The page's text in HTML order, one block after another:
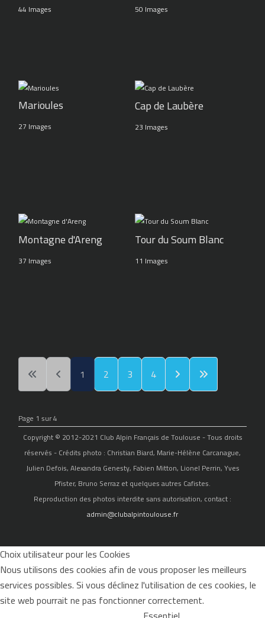
44 Images 50 Images
Marioules
27 Images
Cap de Laubère
23 Images
Montagne d'Areng
37 Images
Tour du Soum Blanc
11 Images
1 2 3 4
Page 1 sur 4
Copyright © 2012-2021 Club Alpin Français de Toulouse - Tous droits
réservés - Crédits photo : Christian Biard, Marie-Hélène Carcanague,
Julien Defois, Alexandra Genesty, Fabien Mitton, Lionel Perrin, Yves
Pfister, Bruno Serraz et quelques autres Cafistes.
Reproduction des photos interdite sans autorisation, contact :
admin@clubalpintoulouse.fr
Choix utilisateur pour les Cookies
Nous utilisons des cookies afin de vous proposer les meilleurs
services possibles. Si vous déclinez l'utilisation de ces cookies, le
site web pourrait ne pas fonctionner correctement.